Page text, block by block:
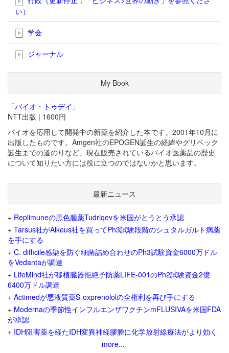
い）
学会
ジャーナル
My Book
「バイオ・トゥデイ」
NTT出版 | 1600円
バイオを応用して開発中の新薬を紹介した本です。2001年10月に
出版したものです。Amgen社のEPOGEN誕生の経緯やグリベック
誕生までの道のりなど、現在販売されているバイオ医薬品の歴史
について知りたい方には役に立つのではないかと思います。
最新ニュース
+ Replimuneの黒色腫薬Tudriqevを米国がとうとう承認
+ Tarsus社がAlkeus社を買ってPh3試験段階のシュタルガルト病薬
を手にする
+ C. difficile感染を防ぐ細菌詰め合わせのPh3試験資金6000万ドル
をVedantaが調達
+ LifeMind社が移植臓器拒絶予防薬LIFE-001のPh2試験資金2億
6400万ドル調達
+ Actimedが悪液質薬S-oxprenololの全権利を再び手にする
+ Modernaの季節性インフルエンザワクチンmFLUSIVAを米国FDA
が承認
+ IDH阻害薬を経たIDH変異神経膠腫に化学放射線療法がより効く
more...